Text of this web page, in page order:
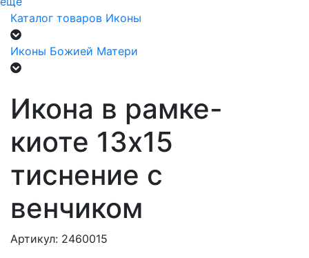
Каталог товаров Иконы
Иконы Божией Матери
Икона в рамке-
киоте 13х15
тиснение с
венчиком
Артикул: 2460015